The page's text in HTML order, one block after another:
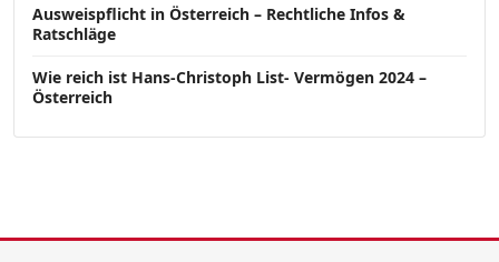
Ausweispflicht in Österreich – Rechtliche Infos &
Ratschläge
Wie reich ist Hans-Christoph List- Vermögen 2024 –
Österreich